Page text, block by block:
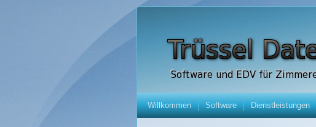
Willkommen Software Dienstleistungen